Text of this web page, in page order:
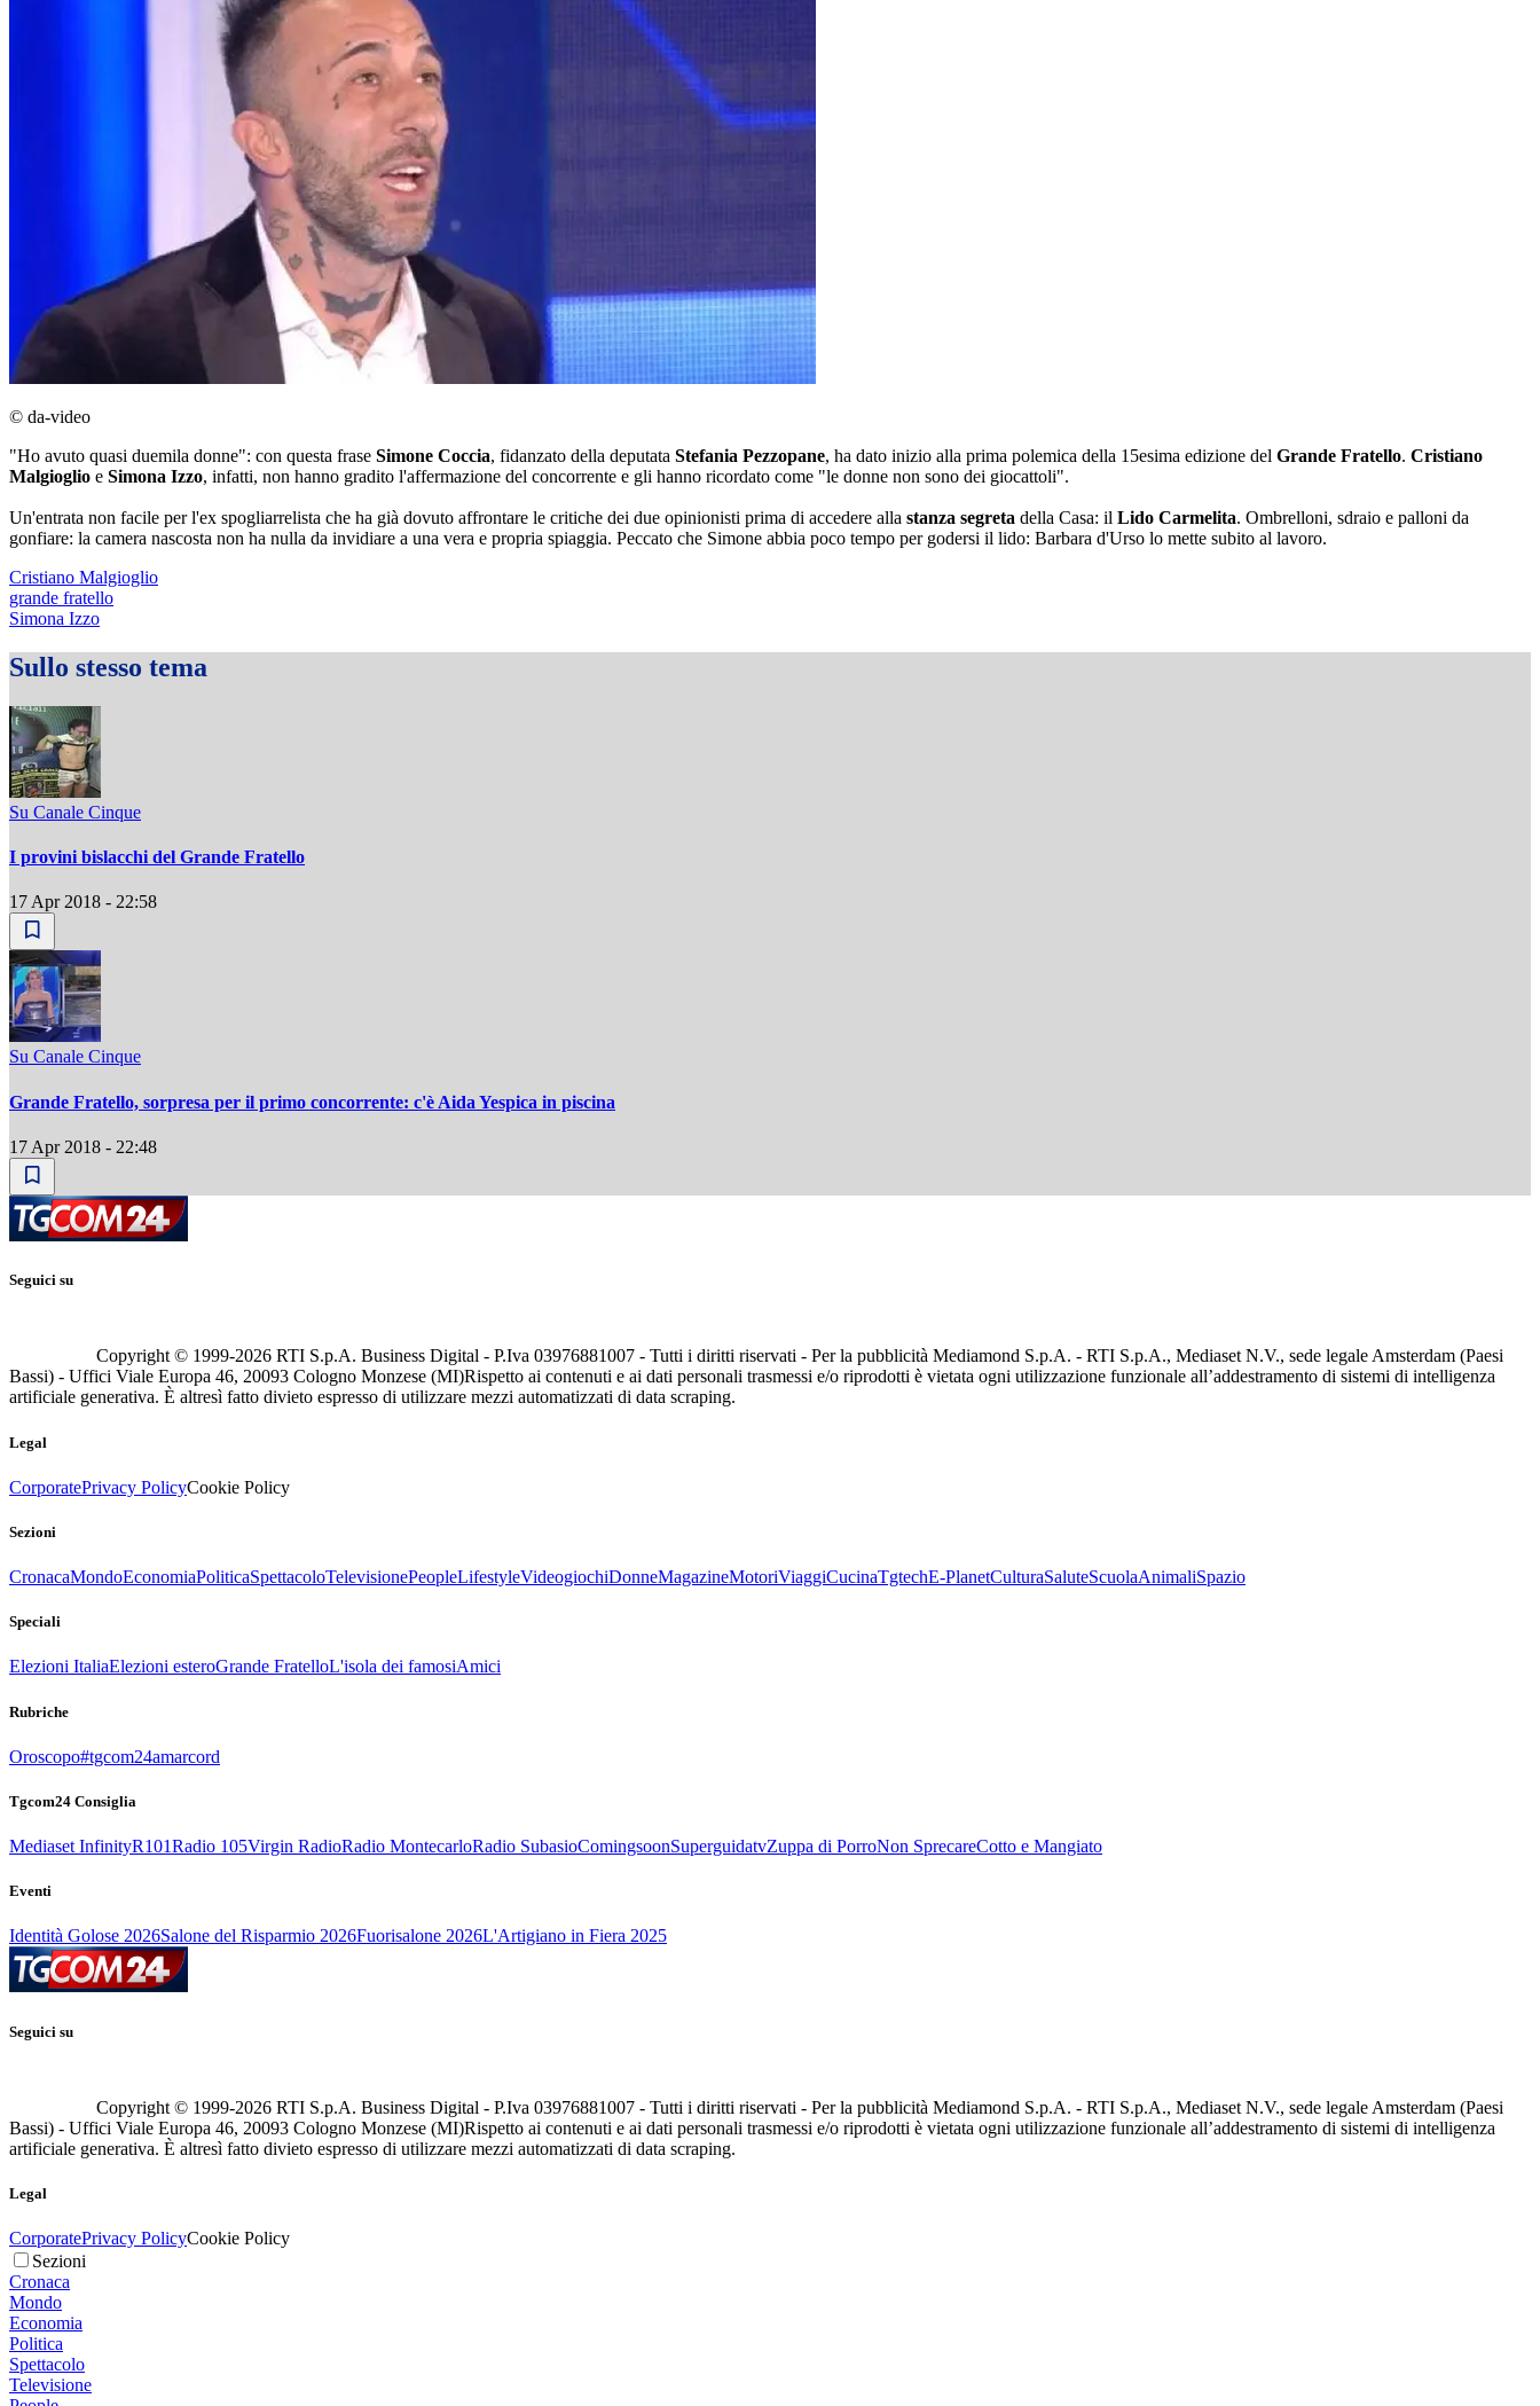
© da-video
"Ho avuto quasi duemila donne": con questa frase Simone Coccia, fidanzato della deputata Stefania Pezzopane, ha dato inizio alla prima polemica della 15esima edizione del Grande Fratello. Cristiano
Malgioglio e Simona Izzo, infatti, non hanno gradito l'affermazione del concorrente e gli hanno ricordato come "le donne non sono dei giocattoli".
Un'entrata non facile per l'ex spogliarrelista che ha già dovuto affrontare le critiche dei due opinionisti prima di accedere alla stanza segreta della Casa: il Lido Carmelita. Ombrelloni, sdraio e palloni da
gonfiare: la camera nascosta non ha nulla da invidiare a una vera e propria spiaggia. Peccato che Simone abbia poco tempo per godersi il lido: Barbara d'Urso lo mette subito al lavoro.
Cristiano Malgioglio
grande fratello
Simona Izzo
Sullo stesso tema
Su Canale Cinque
I provini bislacchi del Grande Fratello
17 Apr 2018 - 22:58
Su Canale Cinque
Grande Fratello, sorpresa per il primo concorrente: c'è Aida Yespica in piscina
17 Apr 2018 - 22:48
Seguici su
Copyright © 1999-2026 RTI S.p.A. Business Digital - P.Iva 03976881007 - Tutti i diritti riservati - Per la pubblicità Mediamond S.p.A. - RTI S.p.A., Mediaset N.V., sede legale Amsterdam (Paesi
Bassi) - Uffici Viale Europa 46, 20093 Cologno Monzese (MI)Rispetto ai contenuti e ai dati personali trasmessi e/o riprodotti è vietata ogni utilizzazione funzionale all’addestramento di sistemi di intelligenza
artificiale generativa. È altresì fatto divieto espresso di utilizzare mezzi automatizzati di data scraping.
Legal
CorporatePrivacy PolicyCookie Policy
Sezioni
CronacaMondoEconomiaPoliticaSpettacoloTelevisionePeopleLifestyleVideogiochiDonneMagazineMotoriViaggiCucinaTgtechE-PlanetCulturaSaluteScuolaAnimaliSpazio
Speciali
Elezioni ItaliaElezioni esteroGrande FratelloL'isola dei famosiAmici
Rubriche
Oroscopo#tgcom24amarcord
Tgcom24 Consiglia
Mediaset InfinityR101Radio 105Virgin RadioRadio MontecarloRadio SubasioComingsoonSuperguidatvZuppa di PorroNon SprecareCotto e Mangiato
Eventi
Identità Golose 2026Salone del Risparmio 2026Fuorisalone 2026L'Artigiano in Fiera 2025
Seguici su
Copyright © 1999-2026 RTI S.p.A. Business Digital - P.Iva 03976881007 - Tutti i diritti riservati - Per la pubblicità Mediamond S.p.A. - RTI S.p.A., Mediaset N.V., sede legale Amsterdam (Paesi
Bassi) - Uffici Viale Europa 46, 20093 Cologno Monzese (MI)Rispetto ai contenuti e ai dati personali trasmessi e/o riprodotti è vietata ogni utilizzazione funzionale all’addestramento di sistemi di intelligenza
artificiale generativa. È altresì fatto divieto espresso di utilizzare mezzi automatizzati di data scraping.
Legal
CorporatePrivacy PolicyCookie Policy
Sezioni
Cronaca
Mondo
Economia
Politica
Spettacolo
Televisione